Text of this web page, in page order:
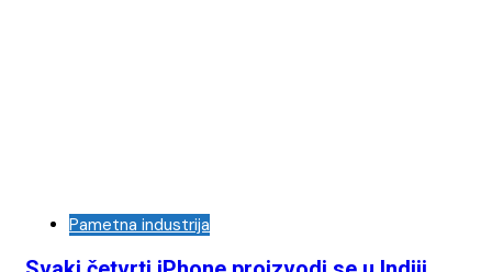
Pametna industrija